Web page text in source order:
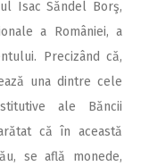
Isac Săndel Borş,
a României, a
Precizând că,
una dintre cele
ale Băncii
că în această
se află monede,